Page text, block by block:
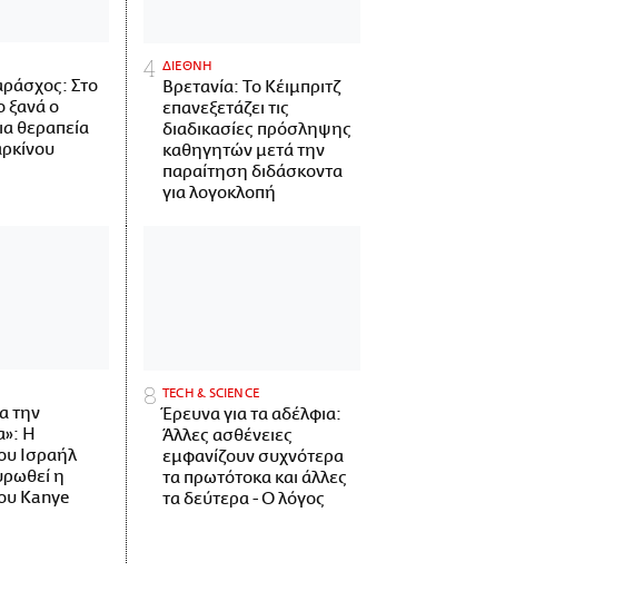
Στο
ξανά ο
θεραπεία
ΔΙΕΘΝΗ
Βρετανία: Το Κέιμπριτζ
επανεξετάζει τις
διαδικασίες πρόσληψης
καθηγητών μετά την
παραίτηση διδάσκοντα
για λογοκλοπή
την
Η
Ισραήλ
η
Kanye
ΤECH & SCIENCE
Έρευνα για τα αδέλφια:
Άλλες ασθένειες
εμφανίζουν συχνότερα
τα πρωτότοκα και άλλες
τα δεύτερα - Ο λόγος